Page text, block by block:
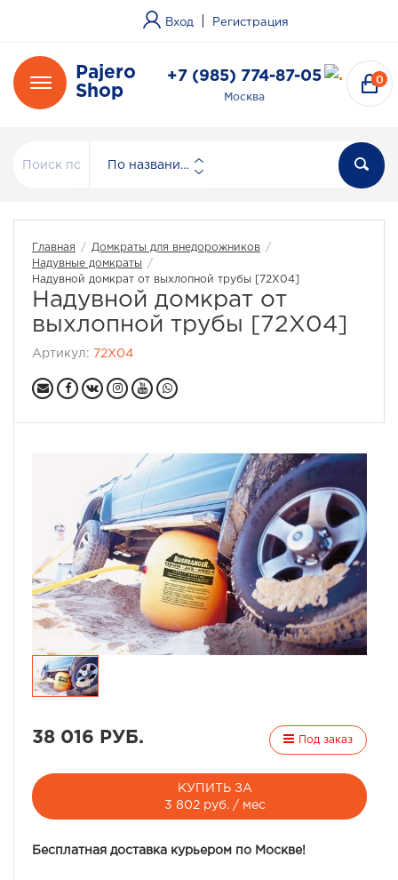
Вход Регистрация
Pajero
Shop
+7 (985) 774-87-05
Москва
0
По названию
Главная / Домкраты для внедорожников
/
Надувные домкраты
/
Надувной домкрат от выхлопной трубы [72X04]
Надувной домкрат от
выхлопной трубы [72X04]
Артикул: 72X04
38 016 РУБ. Под заказ
КУПИТЬ ЗА
3 802 руб. / мес
Бесплатная доставка курьером по Москве!